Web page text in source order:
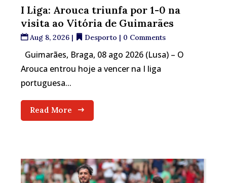
I Liga: Arouca triunfa por 1-0 na
visita ao Vitória de Guimarães
Aug 8, 2026 | Desporto | 0 Comments
Guimarães, Braga, 08 ago 2026 (Lusa) – O
Arouca entrou hoje a vencer na I liga
portuguesa...
Read More